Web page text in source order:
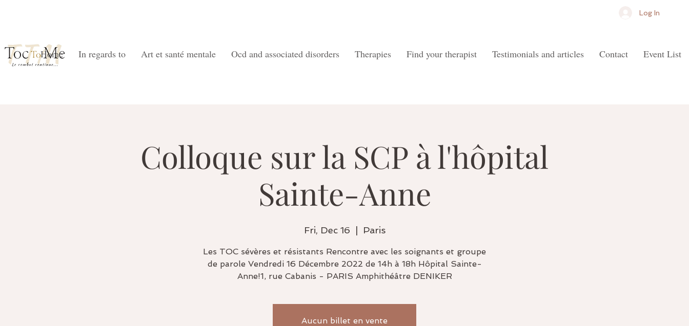
Log In
Home In regards to Art et santé mentale Ocd and associated disorders Therapies Find your therapist Testimonials and articles Contact Event List
Colloque sur la SCP à l'hôpital
Sainte-Anne
Fri, Dec 16 Paris
Les TOC sévères et résistants Rencontre avec les soignants et groupe
de parole Vendredi 16 Décembre 2022 de 14h à 18h Hôpital Sainte-
Anne!1, rue Cabanis - PARIS Amphithéâtre DENIKER
Aucun billet en vente